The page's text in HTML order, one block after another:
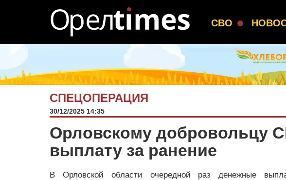
СВО
СПЕЦОПЕРАЦИЯ
30/12/2025 14:35
Орловскому добровольцу
выплату за ранение
В Орловской области очередной раз денежные